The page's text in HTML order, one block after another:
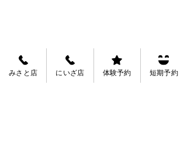
みさと店 にいざ店 体験予約 短期予約